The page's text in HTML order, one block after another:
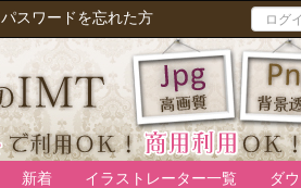
パスワードを忘れた方
新着 イラストレーター一覧 ダ